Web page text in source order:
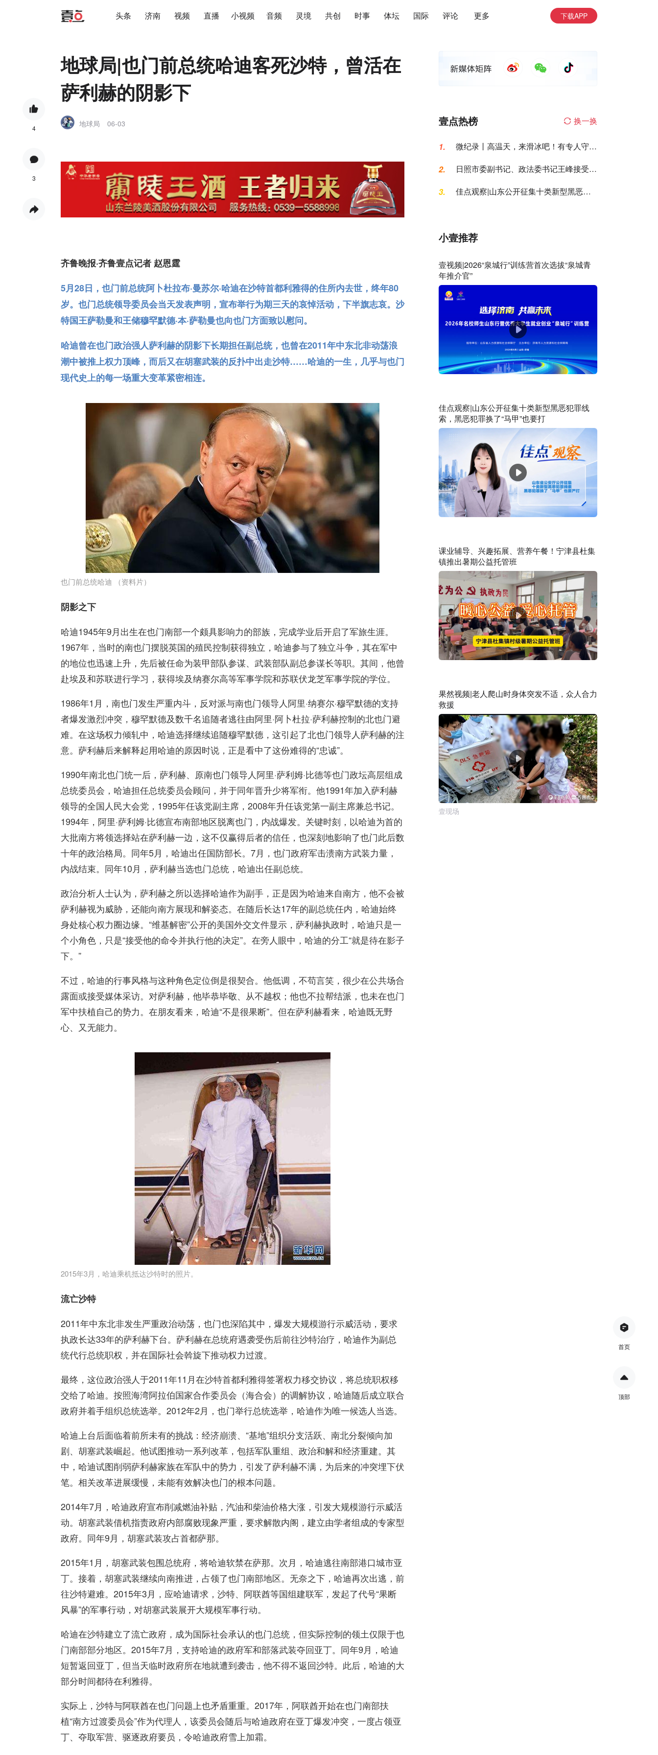
头条 济南 视频 直播 小视频 音频 灵境 共创 时事 体坛 国际 评论 更多 下载APP
4
3
地球局|也门前总统哈迪客死沙特，曾活在
萨利赫的阴影下
地球局 06-03
齐鲁晚报·齐鲁壹点记者 赵恩霆
5月28日，也门前总统阿卜杜拉布·曼苏尔·哈迪在沙特首都利雅得的住所内去世，终年80
岁。也门总统领导委员会当天发表声明，宣布举行为期三天的哀悼活动，下半旗志哀。沙
特国王萨勒曼和王储穆罕默德·本·萨勒曼也向也门方面致以慰问。
哈迪曾在也门政治强人萨利赫的阴影下长期担任副总统，也曾在2011年中东北非动荡浪
潮中被推上权力顶峰，而后又在胡塞武装的反扑中出走沙特……哈迪的一生，几乎与也门
现代史上的每一场重大变革紧密相连。
也门前总统哈迪 （资料片）
阴影之下
哈迪1945年9月出生在也门南部一个颇具影响力的部族，完成学业后开启了军旅生涯。
1967年，当时的南也门摆脱英国的殖民控制获得独立，哈迪参与了独立斗争，其在军中
的地位也迅速上升，先后被任命为装甲部队参谋、武装部队副总参谋长等职。其间，他曾
赴埃及和苏联进行学习，获得埃及纳赛尔高等军事学院和苏联伏龙芝军事学院的学位。
1986年1月，南也门发生严重内斗，反对派与南也门领导人阿里·纳赛尔·穆罕默德的支持
者爆发激烈冲突，穆罕默德及数千名追随者逃往由阿里·阿卜杜拉·萨利赫控制的北也门避
难。在这场权力倾轧中，哈迪选择继续追随穆罕默德，这引起了北也门领导人萨利赫的注
意。萨利赫后来解释起用哈迪的原因时说，正是看中了这份难得的“忠诚”。
1990年南北也门统一后，萨利赫、原南也门领导人阿里·萨利姆·比德等也门政坛高层组成
总统委员会，哈迪担任总统委员会顾问，并于同年晋升少将军衔。他1991年加入萨利赫
领导的全国人民大会党，1995年任该党副主席，2008年升任该党第一副主席兼总书记。
1994年，阿里·萨利姆·比德宣布南部地区脱离也门，内战爆发。关键时刻，以哈迪为首的
大批南方将领选择站在萨利赫一边，这不仅赢得后者的信任，也深刻地影响了也门此后数
十年的政治格局。同年5月，哈迪出任国防部长。7月，也门政府军击溃南方武装力量，
内战结束。同年10月，萨利赫当选也门总统，哈迪出任副总统。
政治分析人士认为，萨利赫之所以选择哈迪作为副手，正是因为哈迪来自南方，他不会被
萨利赫视为威胁，还能向南方展现和解姿态。在随后长达17年的副总统任内，哈迪始终
身处核心权力圈边缘。“维基解密”公开的美国外交文件显示，萨利赫执政时，哈迪只是一
个小角色，只是“接受他的命令并执行他的决定”。在旁人眼中，哈迪的分工“就是待在影子
下。”
不过，哈迪的行事风格与这种角色定位倒是很契合。他低调，不苟言笑，很少在公共场合
露面或接受媒体采访。对萨利赫，他毕恭毕敬、从不越权；他也不拉帮结派，也未在也门
军中扶植自己的势力。在朋友看来，哈迪“不是很果断”。但在萨利赫看来，哈迪既无野
心、又无能力。
2015年3月，哈迪乘机抵达沙特时的照片。
流亡沙特
2011年中东北非发生严重政治动荡，也门也深陷其中，爆发大规模游行示威活动，要求
执政长达33年的萨利赫下台。萨利赫在总统府遇袭受伤后前往沙特治疗，哈迪作为副总
统代行总统职权，并在国际社会斡旋下推动权力过渡。
最终，这位政治强人于2011年11月在沙特首都利雅得签署权力移交协议，将总统职权移
交给了哈迪。按照海湾阿拉伯国家合作委员会（海合会）的调解协议，哈迪随后成立联合
政府并着手组织总统选举。2012年2月，也门举行总统选举，哈迪作为唯一候选人当选。
哈迪上台后面临着前所未有的挑战：经济崩溃、“基地”组织分支活跃、南北分裂倾向加
剧、胡塞武装崛起。他试图推动一系列改革，包括军队重组、政治和解和经济重建。其
中，哈迪试图削弱萨利赫家族在军队中的势力，引发了萨利赫不满，为后来的冲突埋下伏
笔。相关改革进展缓慢，未能有效解决也门的根本问题。
2014年7月，哈迪政府宣布削减燃油补贴，汽油和柴油价格大涨，引发大规模游行示威活
动。胡塞武装借机指责政府内部腐败现象严重，要求解散内阁，建立由学者组成的专家型
政府。同年9月，胡塞武装攻占首都萨那。
2015年1月，胡塞武装包围总统府，将哈迪软禁在萨那。次月，哈迪逃往南部港口城市亚
丁。接着，胡塞武装继续向南推进，占领了也门南部地区。无奈之下，哈迪再次出逃，前
往沙特避难。2015年3月，应哈迪请求，沙特、阿联酋等国组建联军，发起了代号“果断
风暴”的军事行动，对胡塞武装展开大规模军事行动。
哈迪在沙特建立了流亡政府，成为国际社会承认的也门总统，但实际控制的领土仅限于也
门南部部分地区。2015年7月，支持哈迪的政府军和部落武装夺回亚丁。同年9月，哈迪
短暂返回亚丁，但当天临时政府所在地就遭到袭击，他不得不返回沙特。此后，哈迪的大
部分时间都待在利雅得。
实际上，沙特与阿联酋在也门问题上也矛盾重重。2017年，阿联酋开始在也门南部扶
植“南方过渡委员会”作为代理人，该委员会随后与哈迪政府在亚丁爆发冲突，一度占领亚
丁、夺取军营、驱逐政府要员，令哈迪政府雪上加霜。
壹点热榜 换一换
1.
微纪录丨高温天，来滑冰吧！有专人守护
2.
日照市委副书记、政法委书记王峰接受纪
3.
佳点观察|山东公开征集十类新型黑恶犯
小壹推荐
壹视频|2026“泉城行”训练营首次选拔“泉城青
年推介官”
佳点观察|山东公开征集十类新型黑恶犯罪线
索，黑恶犯罪换了“马甲”也要打
课业辅导、兴趣拓展、营养午餐！宁津县杜集
镇推出暑期公益托管班
果然视频|老人爬山时身体突发不适，众人合力
救援
壹现场
首页
顶部